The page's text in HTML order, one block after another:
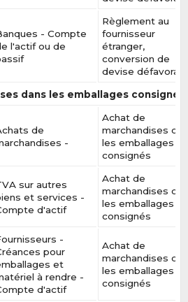
- Compte
l'actif ou de
Règlement au
fournisseur
étranger,
conversion de
devise
dans les emballages consignés
de
-
Achat de
marchandises
les emballages
consignés
sur autres
et services -
d'actif
Achat de
marchandises
les emballages
consignés
-
pour
et
à rendre -
d'actif
Achat de
marchandises
les emballages
consignés